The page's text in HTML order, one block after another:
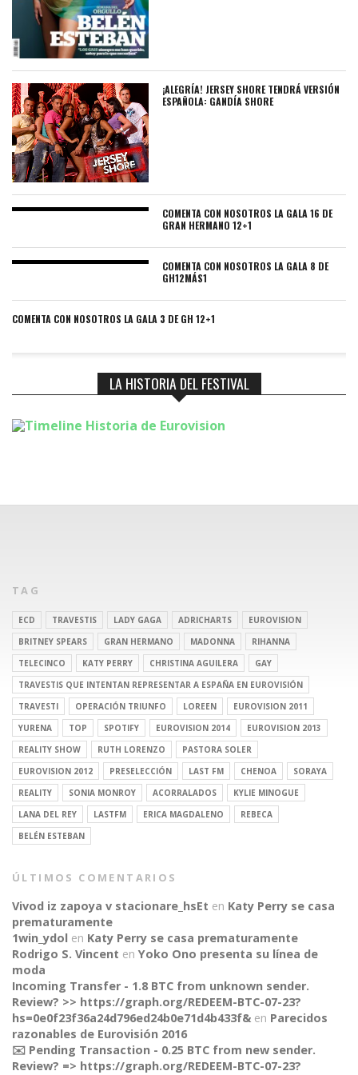
¡ALEGRÍA! JERSEY SHORE TENDRÁ VERSIÓN
ESPAÑOLA: GANDÍA SHORE
COMENTA CON NOSOTROS LA GALA 16 DE
GRAN HERMANO 12+1
COMENTA CON NOSOTROS LA GALA 8 DE
GH12MÁS1
COMENTA CON NOSOTROS LA GALA 3 DE GH 12+1
LA HISTORIA DEL FESTIVAL
TAG
ECD TRAVESTIS LADY GAGA ADRICHARTS
EUROVISION
BRITNEY SPEARS
GRAN HERMANO MADONNA
RIHANNA
TELECINCO
KATY PERRY CHRISTINA AGUILERA
GAY
TRAVESTIS QUE INTENTAN REPRESENTAR A ESPAÑA EN EUROVISIÓN
TRAVESTI
OPERACIÓN TRIUNFO LOREEN
EUROVISION 2011
YURENA
TOP SPOTIFY EUROVISION 2014
EUROVISION 2013
REALITY SHOW
RUTH LORENZO
PASTORA SOLER
EUROVISION 2012
PRESELECCIÓN LAST FM CHENOA
SORAYA
REALITY
SONIA MONROY ACORRALADOS
KYLIE MINOGUE
LANA DEL REY
LASTFM ERICA MAGDALENO
REBECA
BELÉN ESTEBAN
ÚLTIMOS COMENTARIOS
Vivod iz zapoya v stacionare_hsEt en Katy Perry se casa
prematuramente
1win_ydol en Katy Perry se casa prematuramente
Rodrigo S. Vincent en Yoko Ono presenta su línea de
moda
Incoming Transfer - 1.8 BTC from unknown sender.
Review? >> https://graph.org/REDEEM-BTC-07-23?
hs=0e0f23f36a24d796ed24b0e71d4b433f& en Parecidos
razonables de Eurovisión 2016
✉️ Pending Transaction - 0.25 BTC from new sender.
Review? => https://graph.org/REDEEM-BTC-07-23?